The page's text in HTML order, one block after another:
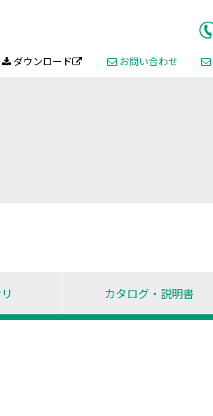
 ダウンロード  お問い合わせ 
カタログ・ 説明書